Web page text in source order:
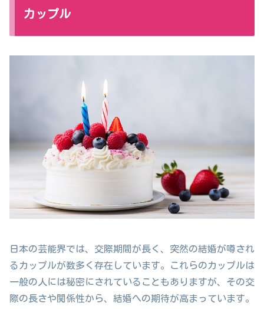
カップル
日本の芸能界では、交際期間が長く、突然の結婚が噂され
るカップルが数多く存在しています。これらのカップルは
一般の人には秘密にされていることもありますが、その交
際の長さや関係性から、結婚への期待が高まっています。